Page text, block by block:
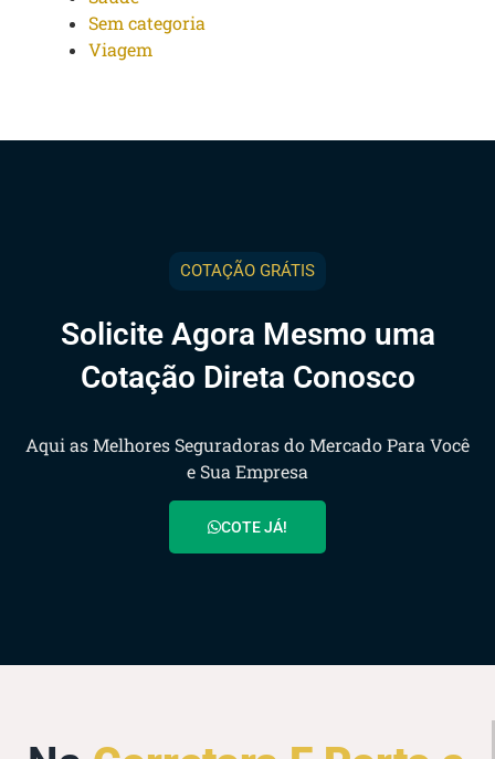
Sem categoria
Viagem
COTAÇÃO GRÁTIS
Solicite Agora Mesmo uma
Cotação Direta Conosco
Aqui as Melhores Seguradoras do Mercado Para Você
e Sua Empresa
COTE JÁ!